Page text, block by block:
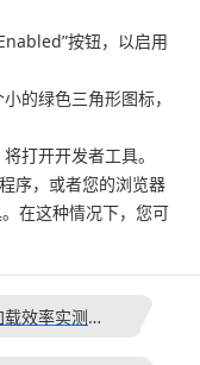
按钮，以启用
的绿色三角形图标，
打开开发者工具。
序，或者您的浏览器
在这种情况下，您可
谷歌浏览器扩展插件加载效率实测流程解析